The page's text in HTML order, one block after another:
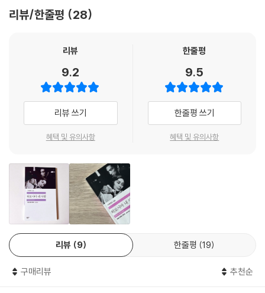
계 대전 중 프랑스의 적대국인 독일 군인을 사랑했던 그녀는 조국을 배신
발당하고 지하실에 갇혔던 기억을 갖고 있다. 일본인 남자와 스쳐가듯 짧
서, 그녀는 깊이 감춰 두었던 과거의 상처를 하나하나 되짚어 나간다.
1950년대 후반 프랑스 누벨바그 영화를 대표하는 알랭 레네 감독은 새 영
화를 준비하면서
프랑스 현대 문단에서 독특한 글쓰기로 주목받던 작가이자 영화 「연인」,
「모데라토 칸타빌
세부 사항에 이르
기까지 두 사람은 오랜 논의와 협업을 거쳐 작품을 완성해 나간다. 뒤라스
와 레네는 원자 폭
탄 투하 이후의 처참한 이미지 위에 글을 낭독하는 듯한 메마른 목소리의
시적 내레이션을
싣고, 과거와 현재, 평온한 풍경과 폐허의 영상을 교차 편집하는 방식을 택
했다. 이야기 자체
의식의 흐름, 가
리뷰/한줄평 28
리뷰
9.2
리뷰 쓰기
혜택 및 유의사항
한줄평
9.5
한줄평 쓰기
혜택 및 유의사항
리뷰 9 한줄평 19
구매리뷰 추천순